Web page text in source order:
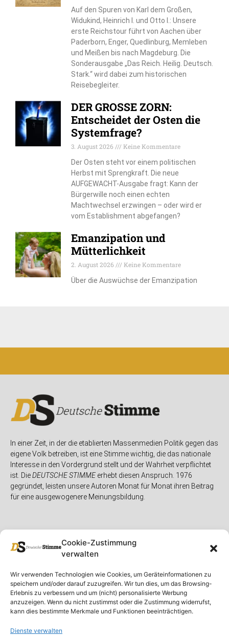
Cookie-Zustimmung
verwalten
Wir verwenden Technologien wie Cookies, um Geräteinformationen zu
speichern und/oder darauf zuzugreifen. Wir tun dies, um das Browsing-
Erlebnis zu verbessern und um (nicht) personalisierte Werbung
anzuzeigen. Wenn du nicht zustimmst oder die Zustimmung widerrufst,
kann dies bestimmte Merkmale und Funktionen beeinträchtigen.
Dienste verwalten
Auf den Spuren von Karl dem Großen,
Widukind, Heinrich I. und Otto I.: Unsere
erste Reichstour führt von Aachen über
Paderborn, Enger, Quedlinburg, Memleben
und Meißen bis nach Magdeburg. Die
Sonderausgabe „Das Reich. Heilig. Deutsch.
Stark.“ wird dabei zum historischen
Reisebegleiter.
DER GROSSE ZORN:
Entscheidet der Osten die
Systemfrage?
3. August 2026
Keine Kommentare
Der Osten steht vor einem politischen
Herbst mit Sprengkraft. Die neue
AUFGEWACHT-Ausgabe fragt: Kann der
Bürgerwille noch einen echten
Machtwechsel erzwingen – oder wird er
vom Establishment abgefangen?
Emanzipation und
Mütterlichkeit
2. August 2026
Keine Kommentare
Über die Auswüchse der Emanzipation
In einer Zeit, in der die etablierten Massenmedien Politik gegen das
eigene Volk betreiben, ist eine Stimme wichtig, die das nationale
Interesse in den Vordergrund stellt und der Wahrheit verpflichtet
ist. DieDEUTSCHE STIMMEerhebt diesen Anspruch. 1976
gegründet, leisten unsere Autoren Monat für Monat ihren Beitrag
für eine ausgewogenere Meinungsbildung.
Unser Magazin
Spenden
Ausgaben
Abonnieren
Rubriken
Deutschland
Ausland
Rechtliches
Rechtliche Hinweise
Impressum
Datenschutzerklärung